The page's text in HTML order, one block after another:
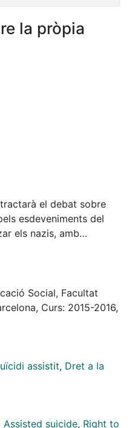
la pròpia
el debat sobre
esdeveniments del
els nazis, amb
d’aquelles persones
hi ha diferents
deixar que la vida
aquells
ha d’acabar quan
assistit, eutanàsia
a estar obert. Els
han permès allargar
qualitat de vida
Social, Facultat
Curs: 2015-2016,
assistit, Dret a la
Assisted suicide, Right to